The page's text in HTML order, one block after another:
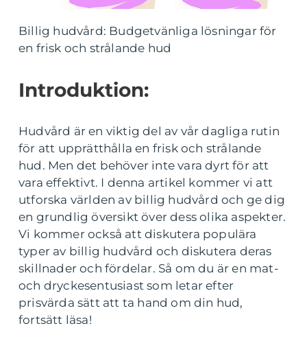
Billig hudvård: Budgetvänliga lösningar för
en frisk och strålande hud
Introduktion:
Hudvård är en viktig del av vår dagliga rutin
för att upprätthålla en frisk och strålande
hud. Men det behöver inte vara dyrt för att
vara effektivt. I denna artikel kommer vi att
utforska världen av billig hudvård och ge dig
en grundlig översikt över dess olika aspekter.
Vi kommer också att diskutera populära
typer av billig hudvård och diskutera deras
skillnader och fördelar. Så om du är en mat-
och dryckesentusiast som letar efter
prisvärda sätt att ta hand om din hud,
fortsätt läsa!